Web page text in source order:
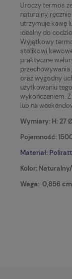
Uroczy termos
naturalny,
utrzymuje kawę
idealny do
Wyjątkowy
stolikowi
praktyczne
przechowywania
oraz wygodny
użytkowaniu
wykończeniem.
lub na
Wymiary: H: 27
Pojemność:
Materiał:
Kolor:
Waga: 0,856